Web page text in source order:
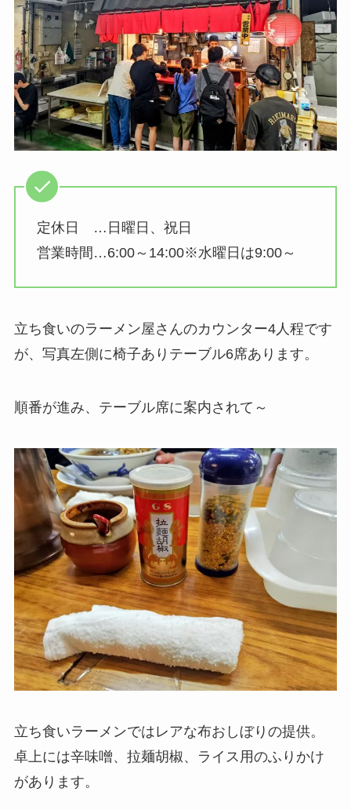
定休日 …日曜日、祝日
営業時間…6:00～14:00※水曜日は9:00～
立ち食いのラーメン屋さんのカウンター4人程です
が、写真左側に椅子ありテーブル6席あります。
順番が進み、テーブル席に案内されて～
立ち食いラーメンではレアな布おしぼりの提供。
卓上には辛味噌、拉麺胡椒、ライス用のふりかけ
があります。